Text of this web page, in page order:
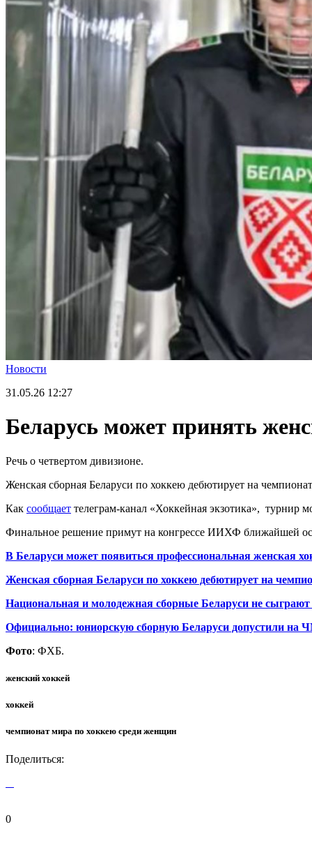
Новости
31.05.26 12:27
Беларусь может принять
Речь о четвертом дивизионе.
Женская сборная Беларуси по хоккею дебютирует на
Как сообщает телеграм-канал «Хоккейная экзотика», турнир
Финальное решение примут на конгрессе ИИХФ ближайшей
В Беларуси может появиться профессиональная женская
Женская сборная Беларуси по хоккею дебютирует на
Национальная и молодежная сборные Беларуси не
Официально: юниорскую сборную Беларуси допустили на
Фото: ФХБ.
женский хоккей
хоккей
чемпионат мира по хоккею среди женщин
Поделиться:
0